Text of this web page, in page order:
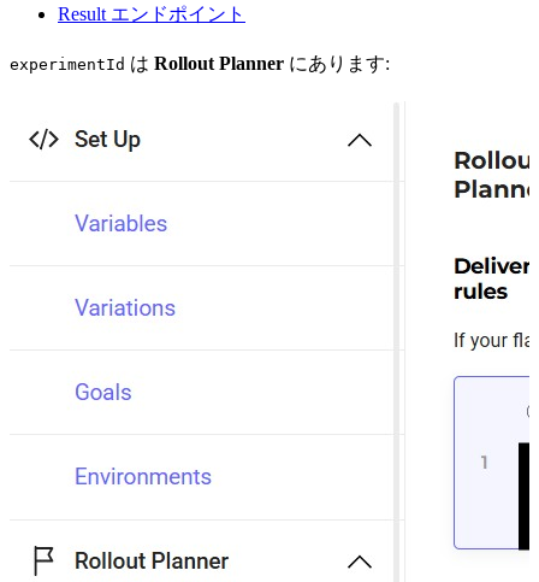
Result エンドポイント
experimentId は Rollout Planner にあります: